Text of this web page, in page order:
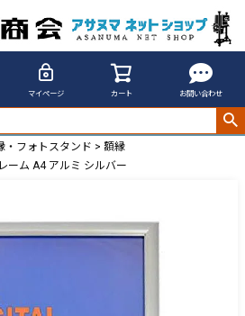
マイページ カート お問い合わせ
・フォトスタンド
額縁
ーム A4 アルミ シルバー